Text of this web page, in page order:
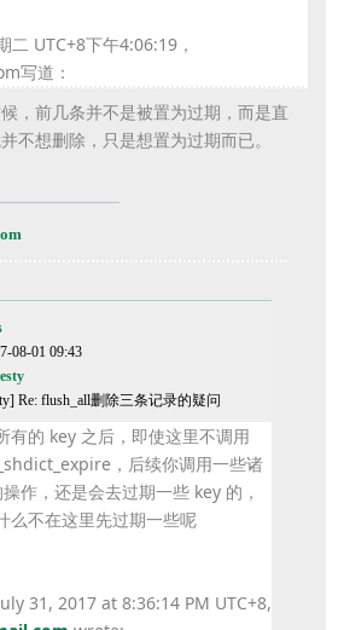
二 UTC+8下午4:06:19，
写道：
，前几条并不是被置为过期， 而是直
不想删除，只是想置为过期而已。
08-01 09:43
Re: flush_all删除三条记录的疑问
有的 key 之后，即使这里不调用
， 后续你调用一些诸
作，还是会去过期一些 key 的，
么不在这里先过期一些呢
31, 2017 at 8:36:14 PM UTC+8,